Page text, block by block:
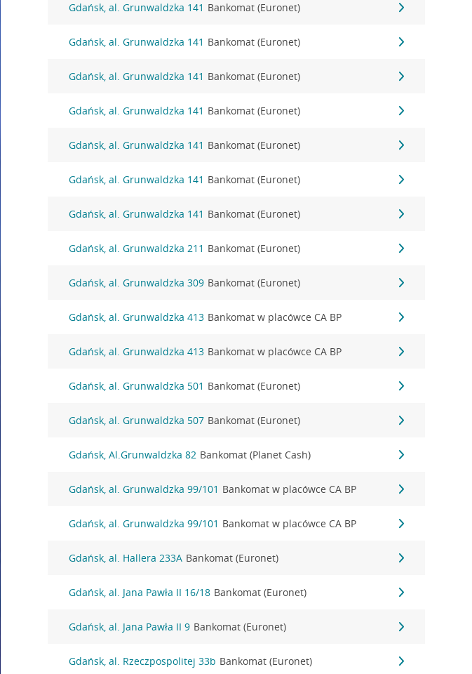
Gdańsk, al. Grunwaldzka 141 Bankomat (Euronet)
Gdańsk, al. Grunwaldzka 141 Bankomat (Euronet)
Gdańsk, al. Grunwaldzka 141 Bankomat (Euronet)
Gdańsk, al. Grunwaldzka 141 Bankomat (Euronet)
Gdańsk, al. Grunwaldzka 141 Bankomat (Euronet)
Gdańsk, al. Grunwaldzka 141 Bankomat (Euronet)
Gdańsk, al. Grunwaldzka 141 Bankomat (Euronet)
Gdańsk, al. Grunwaldzka 211 Bankomat (Euronet)
Gdańsk, al. Grunwaldzka 309 Bankomat (Euronet)
Gdańsk, al. Grunwaldzka 413 Bankomat w placówce CA BP
Gdańsk, al. Grunwaldzka 413 Bankomat w placówce CA BP
Gdańsk, al. Grunwaldzka 501 Bankomat (Euronet)
Gdańsk, al. Grunwaldzka 507 Bankomat (Euronet)
Gdańsk, Al.Grunwaldzka 82 Bankomat (Planet Cash)
Gdańsk, al. Grunwaldzka 99/101 Bankomat w placówce CA BP
Gdańsk, al. Grunwaldzka 99/101 Bankomat w placówce CA BP
Gdańsk, al. Hallera 233A Bankomat (Euronet)
Gdańsk, al. Jana Pawła II 16/18 Bankomat (Euronet)
Gdańsk, al. Jana Pawła II 9 Bankomat (Euronet)
Gdańsk, al. Rzeczpospolitej 33b Bankomat (Euronet)